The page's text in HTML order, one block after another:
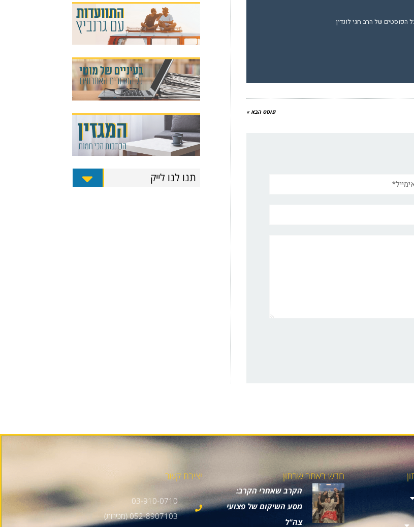
הפוסטים של הרב חגי לונדין
פוסט הבא »
תנו לנו לייק
חדש באתר שבתון
הקרב שאחרי הקרב:
מסע השיקום של פצועי
צה"ל
יצירת קשר
03-910-0710
052-8907103 (מכירות)